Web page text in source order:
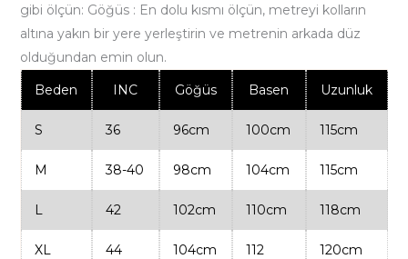
gibi ölçün: Göğüs : En dolu kısmı ölçün, metreyi kolların
altına yakın bir yere yerleştirin ve metrenin arkada düz
olduğundan emin olun.
Beden
INC Göğüs Basen Uzunluk
S 36 96cm 100cm 115cm
M 38-40 98cm 104cm 115cm
L 42 102cm 110cm 118cm
XL 44 104cm 112 120cm